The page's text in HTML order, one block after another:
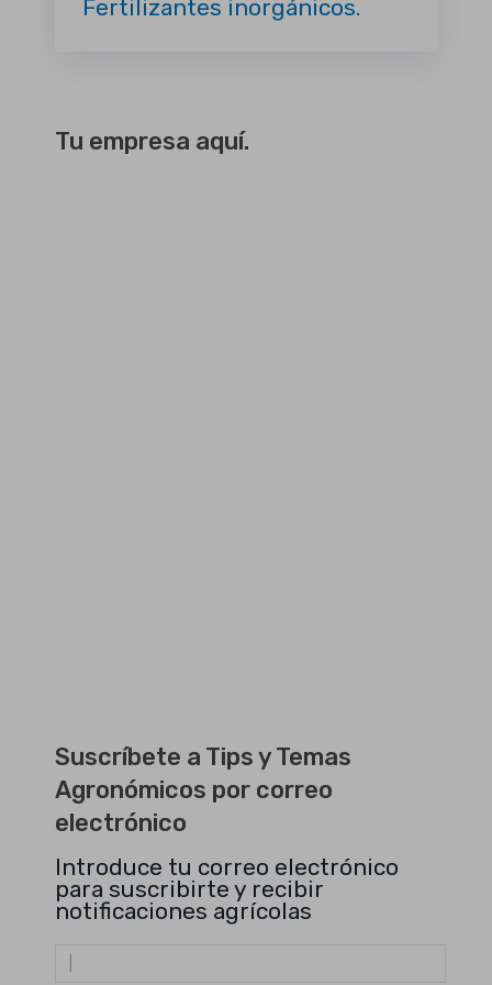
Fertilizantes inorgánicos.
Tu empresa aquí.
Suscríbete a Tips y Temas
Agronómicos por correo
electrónico
Introduce tu correo electrónico
para suscribirte y recibir
notificaciones agrícolas
Dirección
de